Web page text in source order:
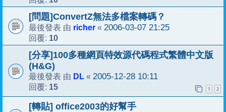
[問題]ConvertZ無法多檔案轉碼？
最後發表 由 richer « 2006-03-07 21:25
回覆: 10
[分享]100多種網頁特效源代碼程式繁體中文版
(H&G)
最後發表 由 DL « 2005-12-28 10:11
回覆: 15 1 2
[轉貼] office2003的好幫手